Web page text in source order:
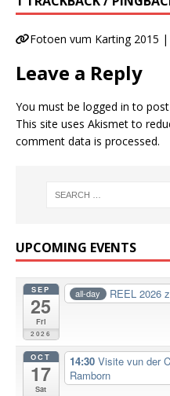
Fotoen vum Karting 2015
Leave a Reply
You must be logged in to
This site uses Akismet to
comment data is processed.
UPCOMING EVENTS
SEP
25
Fri
2026
all-day REEL 2026
OCT
17
Sat
14:30 Visite vun der
Ramborn